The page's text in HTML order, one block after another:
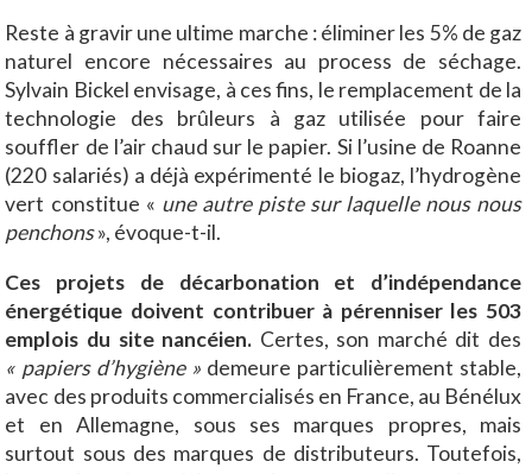
Reste à gravir une ultime marche : éliminer les 5% de gaz
naturel encore nécessaires au process de séchage.
Sylvain Bickel envisage, à ces fins, le remplacement de la
technologie des brûleurs à gaz utilisée pour faire
souffler de l’air chaud sur le papier. Si l’usine de Roanne
(220 salariés) a déjà expérimenté le biogaz, l’hydrogène
vert constitue « une autre piste sur laquelle nous nous
penchons», évoque-t-il.
Ces projets de décarbonation et d’indépendance
énergétique doivent contribuer à pérenniser les 503
emplois du site nancéien. Certes, son marché dit des
« papiers d’hygiène »demeure particulièrement stable,
avec des produits commercialisés en France, au Bénélux
et en Allemagne, sous ses marques propres, mais
surtout sous des marques de distributeurs. Toutefois,